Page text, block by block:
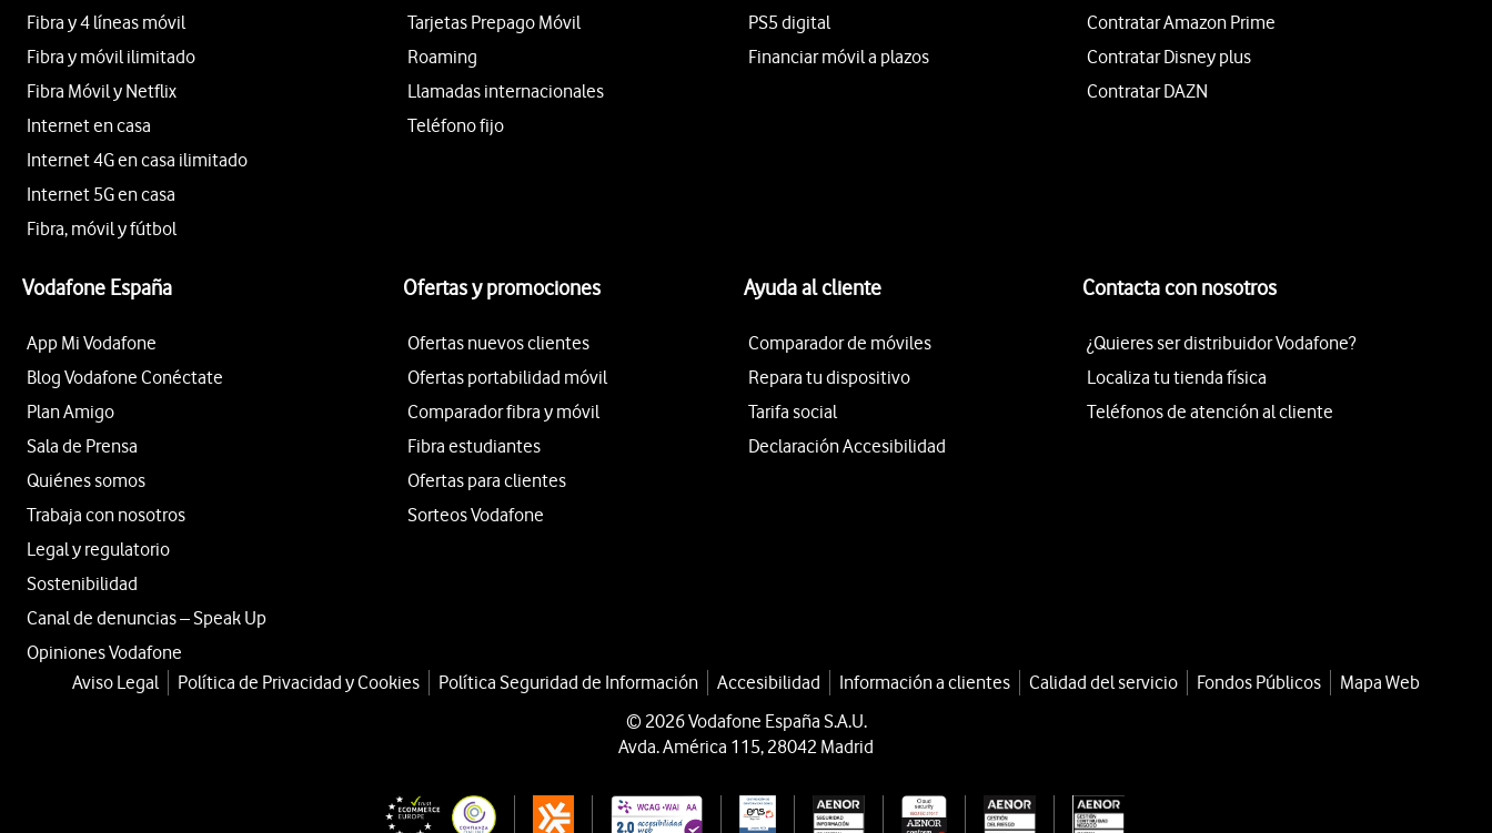
Fibra y 4 líneas móvil
Fibra y móvil ilimitado
Fibra Móvil y Netflix
Internet en casa
Internet 4G en casa ilimitado
Internet 5G en casa
Fibra, móvil y fútbol
Tarjetas Prepago Móvil
Roaming
Llamadas internacionales
Teléfono fijo
PS5 digital
Financiar móvil a plazos
Contratar Amazon Prime
Contratar Disney plus
Contratar DAZN
Vodafone España
App Mi Vodafone
Blog Vodafone Conéctate
Plan Amigo
Sala de Prensa
Quiénes somos
Trabaja con nosotros
Legal y regulatorio
Sostenibilidad
Canal de denuncias – Speak Up
Opiniones Vodafone
Ofertas y promociones
Ofertas nuevos clientes
Ofertas portabilidad móvil
Comparador fibra y móvil
Fibra estudiantes
Ofertas para clientes
Sorteos Vodafone
Ayuda al cliente
Comparador de móviles
Repara tu dispositivo
Tarifa social
Declaración Accesibilidad
Contacta con nosotros
¿Quieres ser distribuidor Vodafone?
Localiza tu tienda física
Teléfonos de atención al cliente
Aviso Legal Política de Privacidad y Cookies Política Seguridad de Información Accesibilidad Información a clientes Calidad del servicio Fondos Públicos
Mapa Web
© 2026 Vodafone España S.A.U.
Avda. América 115, 28042 Madrid